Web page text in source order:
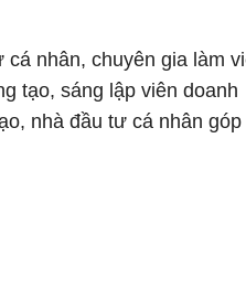
nhân, chuyên gia làm
tạo, sáng lập viên doanh
nhà đầu tư cá nhân góp